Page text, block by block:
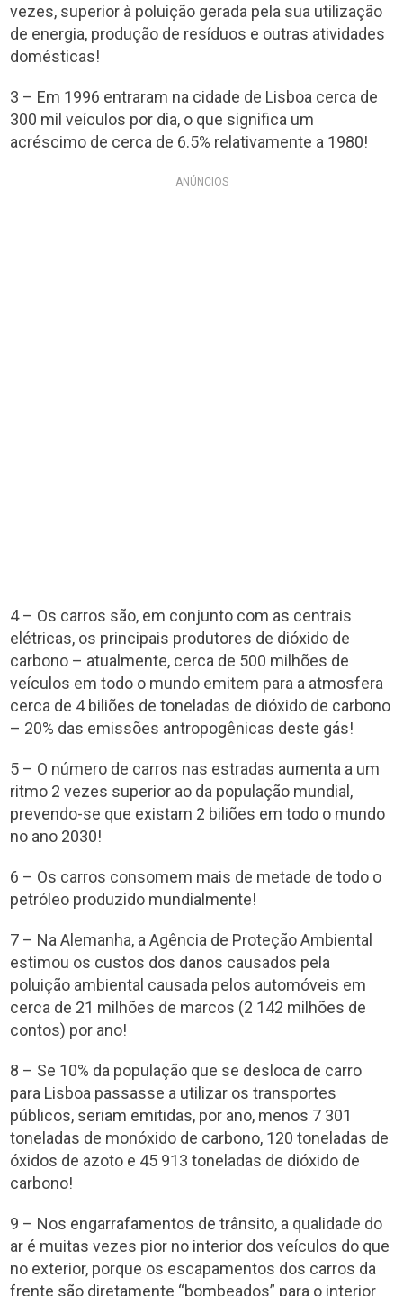
vezes, superior à poluição gerada pela sua utilização
de energia, produção de resíduos e outras atividades
domésticas!
3 – Em 1996 entraram na cidade de Lisboa cerca de
300 mil veículos por dia, o que significa um
acréscimo de cerca de 6.5% relativamente a 1980!
ANÚNCIOS
4 – Os carros são, em conjunto com as centrais
elétricas, os principais produtores de dióxido de
carbono – atualmente, cerca de 500 milhões de
veículos em todo o mundo emitem para a atmosfera
cerca de 4 biliões de toneladas de dióxido de carbono
– 20% das emissões antropogênicas deste gás!
5 – O número de carros nas estradas aumenta a um
ritmo 2 vezes superior ao da população mundial,
prevendo-se que existam 2 biliões em todo o mundo
no ano 2030!
6 – Os carros consomem mais de metade de todo o
petróleo produzido mundialmente!
7 – Na Alemanha, a Agência de Proteção Ambiental
estimou os custos dos danos causados pela
poluição ambiental causada pelos automóveis em
cerca de 21 milhões de marcos (2 142 milhões de
contos) por ano!
8 – Se 10% da população que se desloca de carro
para Lisboa passasse a utilizar os transportes
públicos, seriam emitidas, por ano, menos 7 301
toneladas de monóxido de carbono, 120 toneladas de
óxidos de azoto e 45 913 toneladas de dióxido de
carbono!
9 – Nos engarrafamentos de trânsito, a qualidade do
ar é muitas vezes pior no interior dos veículos do que
no exterior, porque os escapamentos dos carros da
frente são diretamente “bombeados” para o interior